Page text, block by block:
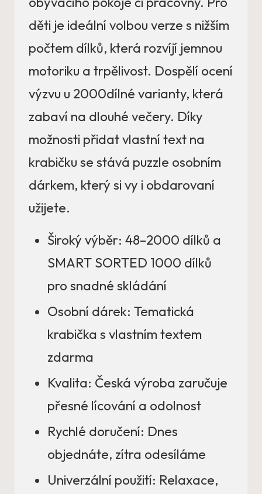
děti je ideální volbou verze s nižším
počtem dílků, která rozvíjí jemnou
motoriku a trpělivost. Dospělí ocení
výzvu u 2000dílné varianty, která
zabaví na dlouhé večery. Díky
možnosti přidat vlastní text na
krabičku se stává puzzle osobním
dárkem, který si vy i obdarovaní
užijete.
Široký výběr: 48–2000 dílků a
SMART SORTED 1000 dílků
pro snadné skládání
Osobní dárek: Tematická
krabička s vlastním textem
zdarma
Kvalita: Česká výroba zaručuje
přesné lícování a odolnost
Rychlé doručení: Dnes
objednáte, zítra odesíláme
Univerzální použití: Relaxace,